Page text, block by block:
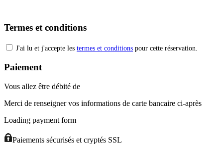
Termes et conditions
J'ai lu et j'accepte les termes et conditions pour cette réservation.
Paiement
Vous allez être débité de
Merci de renseigner vos informations de carte bancaire ci-après
Loading payment form
Paiements sécurisés et cryptés SSL